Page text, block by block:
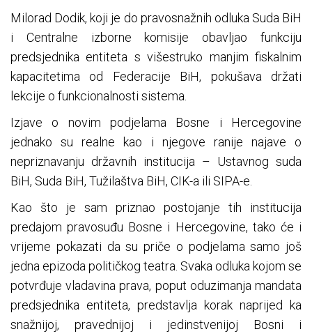
Milorad Dodik, koji je do pravosnažnih odluka Suda BiH
i Centralne izborne komisije obavljao funkciju
predsjednika entiteta s višestruko manjim fiskalnim
kapacitetima od Federacije BiH, pokušava držati
lekcije o funkcionalnosti sistema.
Izjave o novim podjelama Bosne i Hercegovine
jednako su realne kao i njegove ranije najave o
nepriznavanju državnih institucija – Ustavnog suda
BiH, Suda BiH, Tužilaštva BiH, CIK-a ili SIPA-e.
Kao što je sam priznao postojanje tih institucija
predajom pravosuđu Bosne i Hercegovine, tako će i
vrijeme pokazati da su priče o podjelama samo još
jedna epizoda političkog teatra. Svaka odluka kojom se
potvrđuje vladavina prava, poput oduzimanja mandata
predsjednika entiteta, predstavlja korak naprijed ka
snažnijoj, pravednijoj i jedinstvenijoj Bosni i